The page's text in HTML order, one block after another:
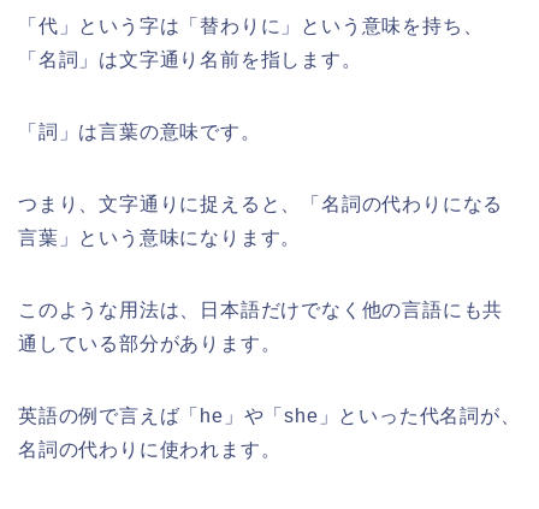
「代」という字は「替わりに」という意味を持ち、
「名詞」は文字通り名前を指します。
「詞」は言葉の意味です。
つまり、文字通りに捉えると、「名詞の代わりになる
言葉」という意味になります。
このような用法は、日本語だけでなく他の言語にも共
通している部分があります。
英語の例で言えば「he」や「she」といった代名詞が、
名詞の代わりに使われます。